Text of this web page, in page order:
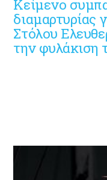
Κείμενο
διαμαρτυρίας
Στόλου
την φυλάκιση